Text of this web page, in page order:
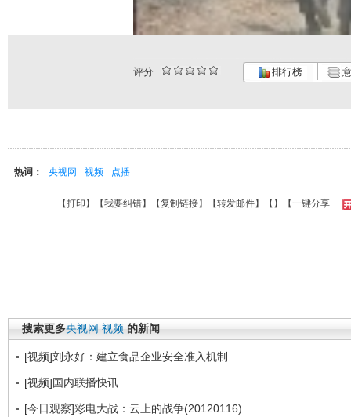
评分 排行榜
热词： 央视网 视频 点播
【打印 】【我要纠错】【复制链接】【转发邮件】【 】 【一键分享
搜索更多央视网 视频 的新闻
[视频]刘永好：建立食品企业安全准入机制
[视频]国内联播快讯
[今日观察]彩电大战：云上的战争(20120116)